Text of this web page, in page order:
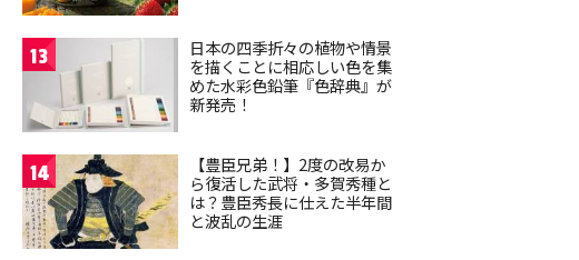
13
日本の四季折々の植物や情景
を描くことに相応しい色を集
めた水彩色鉛筆『色辞典』が
新発売！
14
【豊臣兄弟！】2度の改易か
ら復活した武将・多賀秀種と
は？豊臣秀長に仕えた半年間
と波乱の生涯